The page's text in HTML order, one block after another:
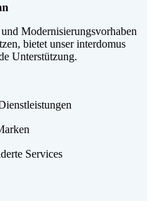
Modernisierungsvorhaben
bietet unser interdomus
Unterstützung.
Services